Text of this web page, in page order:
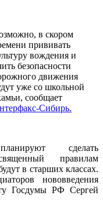
в скором
прививать
вождения и
безопасности
движения
уже со школьной
сообщает
Сибирь.
сделать
правилам
в старших классах.
нововведения
Госдумы РФ Сергей